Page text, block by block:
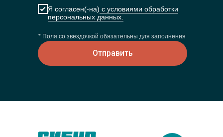
* Поля со звездочкой обязательны для заполнения
Я согласен(-на) с условиями обработки
персональных данных.
Отправить